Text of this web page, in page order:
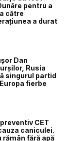
pentru a
către
a durat
Dan
Rusia
singurul partid
fierbe
CET
caniculei.
fără apă